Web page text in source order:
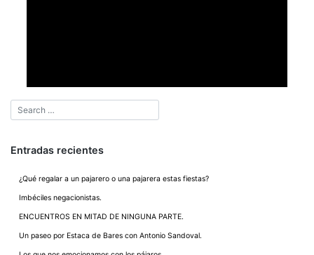
Entradas recientes
¿Qué regalar a un pajarero o una pajarera estas fiestas?
Imbéciles negacionistas.
ENCUENTROS EN MITAD DE NINGUNA PARTE.
Un paseo por Estaca de Bares con Antonio Sandoval.